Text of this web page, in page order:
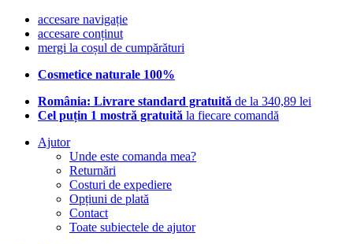
accesare navigație
accesare conținut
mergi la coșul de cumpărături
Cosmetice naturale 100%
România: Livrare standard gratuită de la 340,89 lei
Cel puțin 1 mostră gratuită la fiecare comandă
Ajutor
Unde este comanda mea?
Returnări
Costuri de expediere
Opțiuni de plată
Contact
Toate subiectele de ajutor